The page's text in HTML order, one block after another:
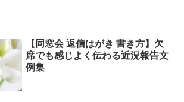
【同窓会 返信はがき 書き方】欠
席でも感じよく伝わる近況報告文
例集